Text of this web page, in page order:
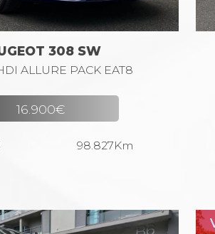
308 SW
ALLURE PACK EAT8
16.900€
98.827Km